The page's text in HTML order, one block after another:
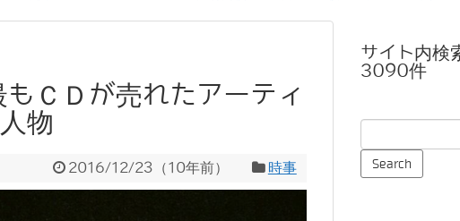
ＣＤが売れたアーティ
物
2016/12/23 （10年前） 時事
サイト内検
3090件